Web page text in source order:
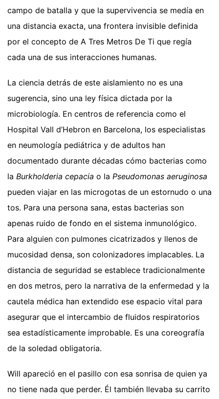
campo de batalla y que la supervivencia se medía en
una distancia exacta, una frontera invisible definida
por el concepto de A Tres Metros De Ti que regía
cada una de sus interacciones humanas.
La ciencia detrás de este aislamiento no es una
sugerencia, sino una ley física dictada por la
microbiología. En centros de referencia como el
Hospital Vall d’Hebron en Barcelona, los especialistas
en neumología pediátrica y de adultos han
documentado durante décadas cómo bacterias como
la Burkholderia cepacia o la Pseudomonas aeruginosa
pueden viajar en las microgotas de un estornudo o una
tos. Para una persona sana, estas bacterias son
apenas ruido de fondo en el sistema inmunológico.
Para alguien con pulmones cicatrizados y llenos de
mucosidad densa, son colonizadores implacables. La
distancia de seguridad se establece tradicionalmente
en dos metros, pero la narrativa de la enfermedad y la
cautela médica han extendido ese espacio vital para
asegurar que el intercambio de fluidos respiratorios
sea estadísticamente improbable. Es una coreografía
de la soledad obligatoria.
Will apareció en el pasillo con esa sonrisa de quien ya
no tiene nada que perder. Él también llevaba su carrito